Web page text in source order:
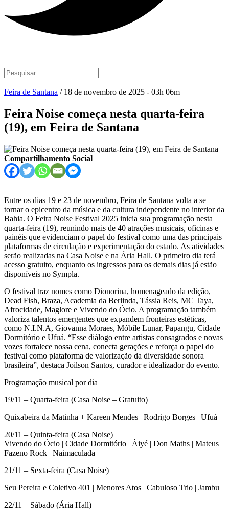
Feira de Santana / 18 de novembro de 2025 - 03h 06m
Feira Noise começa nesta quarta-feira
(19), em Feira de Santana
Compartilhamento Social
Entre os dias 19 e 23 de novembro, Feira de Santana volta a se
tornar o epicentro da música e da cultura independente no interior da
Bahia. O Feira Noise Festival 2025 inicia sua programação nesta
quarta-feira (19), reunindo mais de 40 atrações musicais, oficinas e
painéis que evidenciam o papel do festival como uma das principais
plataformas de circulação e experimentação do estado. As atividades
serão realizadas na Casa Noise e na Ária Hall. O primeiro dia terá
acesso gratuito, enquanto os ingressos para os demais dias já estão
disponíveis no Sympla.
O festival traz nomes como Dionorina, homenageado da edição,
Dead Fish, Braza, Academia da Berlinda, Tássia Reis, MC Taya,
Afrocidade, Maglore e Vivendo do Ócio. A programação também
valoriza talentos emergentes que expandem fronteiras estéticas,
como N.I.N.A, Giovanna Moraes, Móbile Lunar, Papangu, Cidade
Dormitório e Ufuá. “Esse diálogo entre artistas consagrados e novas
vozes fortalece nossa cena, conecta gerações e reforça o papel do
festival como plataforma de valorização da diversidade sonora
brasileira”, destaca Joilson Santos, curador e idealizador do evento.
Programação musical por dia
19/11 – Quarta-feira (Casa Noise – Gratuito)
Quixabeira da Matinha + Kareen Mendes | Rodrigo Borges | Ufuá
20/11 – Quinta-feira (Casa Noise)
Vivendo do Ócio | Cidade Dormitório | Àiyé | Don Maths | Mateus
Fazeno Rock | Naimaculada
21/11 – Sexta-feira (Casa Noise)
Seu Pereira e Coletivo 401 | Menores Atos | Cabuloso Trio | Jambu
22/11 – Sábado (Ária Hall)